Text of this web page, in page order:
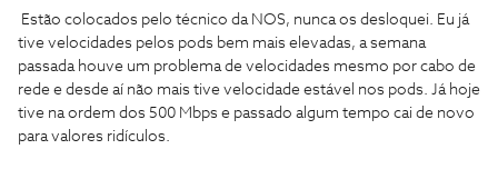
Estão colocados pelo técnico da NOS, nunca os desloquei. Eu já
tive velocidades pelos pods bem mais elevadas, a semana
passada houve um problema de velocidades mesmo por cabo de
rede e desde aí não mais tive velocidade estável nos pods. Já hoje
tive na ordem dos 500 Mbps e passado algum tempo cai de novo
para valores ridículos.